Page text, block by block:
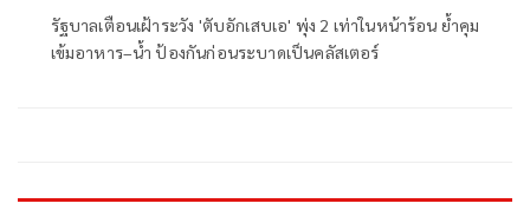
รัฐบาลเตือนเฝ้าระวัง 'ตับอักเสบเอ' พุ่ง 2 เท่าในหน้าร้อน ย้ำคุม
เข้มอาหาร–น้ำ ป้องกันก่อนระบาดเป็นคลัสเตอร์